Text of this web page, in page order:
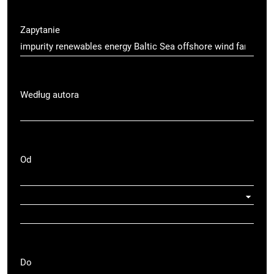
Zapytanie
Według autora
Od
Do